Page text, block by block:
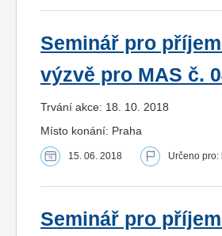
Seminář pro
výzvě pro MAS č.
Trvání akce: 18. 10. 2018
Místo konání: Praha
15. 06. 2018 Určeno pro:
Seminář pro